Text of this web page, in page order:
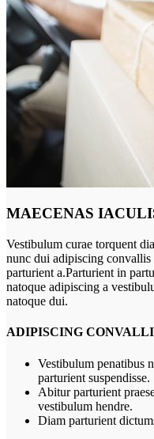
MAECENAS
Vestibulum curae torquent
nunc dui adipiscing convallis
parturient a.Parturient in
natoque adipiscing a
natoque dui.
ADIPISCING
Vestibulum penatibus
parturient suspendisse.
Abitur parturient
vestibulum hendre.
Diam parturient